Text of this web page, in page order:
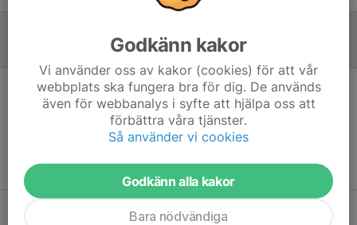
Inget referat skrivet
Godkänn kakor
Vi använder oss av kakor (cookies) för att vår
webbplats ska fungera bra för dig. De används
även för webbanalys i syfte att hjälpa oss att
förbättra våra tjänster.
Så använder vi cookies
Godkänn alla kakor
Bara nödvändiga